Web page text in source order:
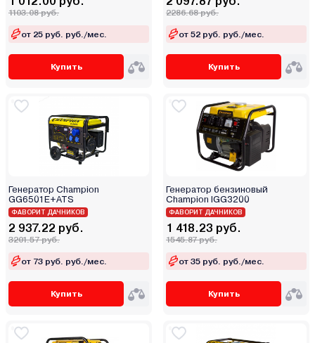
1103.08 руб.
от 25 руб. руб./мес.
Купить
2286.68 руб.
от 52 руб. руб./мес.
Купить
Генератор Champion
GG6501E+ATS
ФАВОРИТ ДАЧНИКОВ
2 937.22 руб.
3201.57 руб.
от 73 руб. руб./мес.
Купить
Генератор бензиновый
Champion IGG3200
ФАВОРИТ ДАЧНИКОВ
1 418.23 руб.
1545.87 руб.
от 35 руб. руб./мес.
Купить